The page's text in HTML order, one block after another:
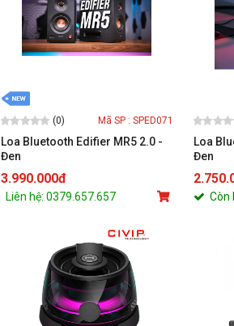
(0) Mã SP : SPED071
Loa Bluetooth Edifier MR5 2.0 -
Đen
3.990.000đ
Liên hệ: 0379.657.657
Loa
Đen
Còn